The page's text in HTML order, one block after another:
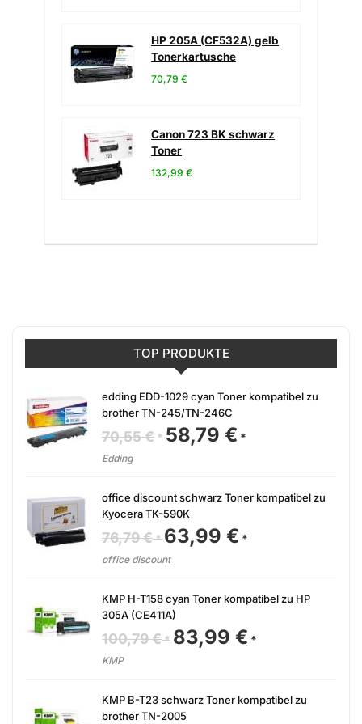
HP 205A (CF532A) gelb
Tonerkartusche
70,79 €
Canon 723 BK schwarz
Toner
132,99 €
TOP PRODUKTE
edding EDD-1029 cyan Toner kompatibel zu
brother TN-245/TN-246C
70,55€
Ursprünglicher
Preis
58,79 €
Edding
office discount schwarz Toner kompatibel zu
Kyocera TK-590K
76,79€
Ursprünglicher
Preis
war:
63,99 €
office discount
KMP H-T158 cyan Toner kompatibel zu HP
305A (CE411A)
100,79€
Ursprünglicher
Preis
83,99 €
KMP
KMP B-T23 schwarz Toner kompatibel zu
brother TN-2005